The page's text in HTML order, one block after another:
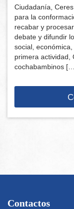
Ciudadanía,
para la
recabar y
debate y difundir
social,
primera actividad,
cochabambinos
Contactos